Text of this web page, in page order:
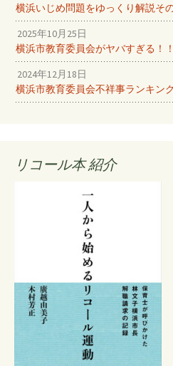
横浜いじめ問題をゆっくり解説そ
2025年10月25日
横浜市教育委員会がヤバすぎる！
2024年12月18日
横浜市教育委員会不祥事ランキン
リコール本 紹介